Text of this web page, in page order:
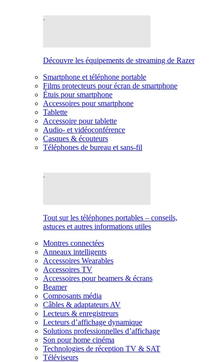
Découvre les équipements de streaming de Razer
Smartphone et téléphone portable
Films protecteurs pour écran de smartphone
Étuis pour smartphone
Accessoires pour smartphone
Tablette
Accessoire pour tablette
Audio- et vidéoconférence
Casques & écouteurs
Téléphones de bureau et sans-fil
Tout sur les téléphones portables – conseils,
astuces et autres informations utiles
Montres connectées
Anneaux intelligents
Accessoires Wearables
Accessoires TV
Accessoires pour beamers & écrans
Beamer
Composants média
Câbles & adaptateurs AV
Lecteurs & enregistreurs
Lecteurs d’affichage dynamique
Solutions professionnelles d’affichage
Son pour home cinéma
Technologies de réception TV & SAT
Téléviseurs